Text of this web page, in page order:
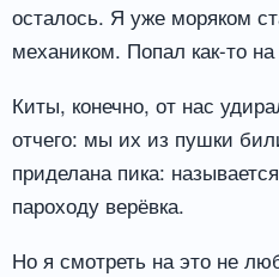
осталось. Я уже моряком
механиком. Попал как-то
Киты, конечно, от нас
отчего: мы их из пушки
приделана пика:
пароходу верёвка.
Но я смотреть на это не